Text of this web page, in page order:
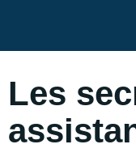
Les